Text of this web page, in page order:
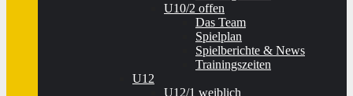
U10/2 offen
Das Team
Spielplan
Spielberichte & News
Trainingszeiten
U12
U12/1 weiblich